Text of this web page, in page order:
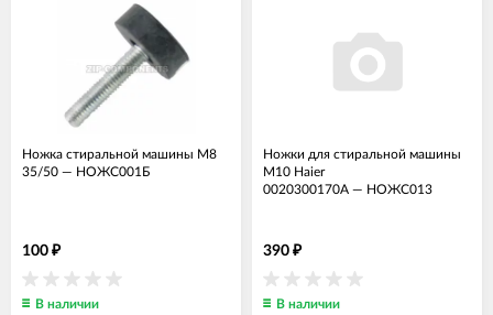
Ножка стиральной машины M8
35/50 — НОЖС001Б
100 ₽
В наличии
Ножки для стиральной машины
М10 Haier
0020300170A — НОЖС013
390 ₽
В наличии